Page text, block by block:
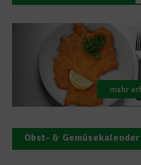
Obst- & Gemüsekalender